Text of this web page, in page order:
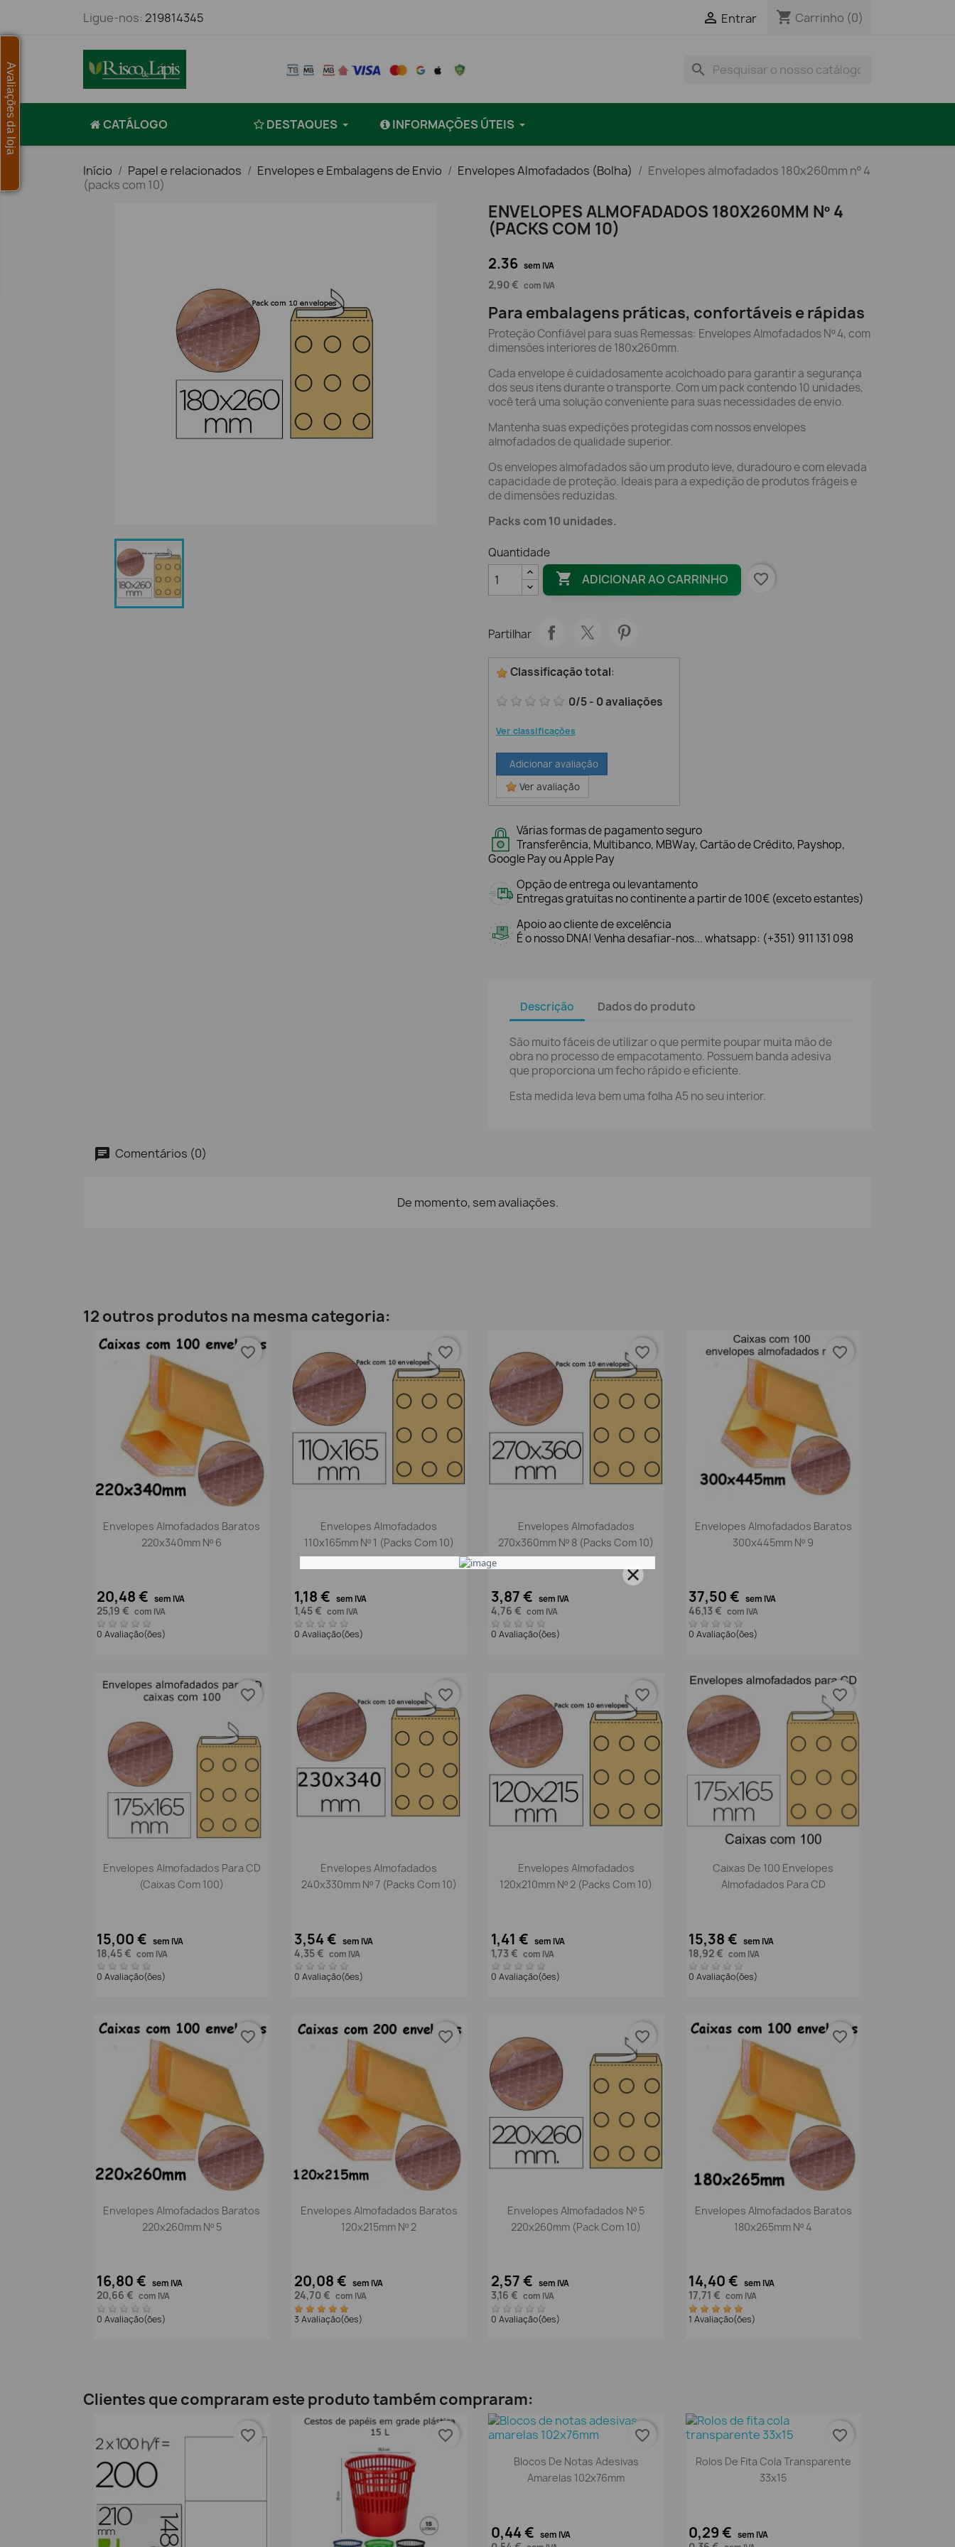
Ligue-nos: 219814345  Entrar shopping_cart Carrinho (0)
search
CATÁLOGO DESTAQUES INFORMAÇÕES ÚTEIS
Início Papel e relacionados Envelopes e Embalagens de Envio Envelopes Almofadados (Bolha)
Envelopes almofadados 180x260mm nº 4
(packs com 10)
ENVELOPES ALMOFADADOS 180X260MM Nº 4
(PACKS COM 10)
2.36 sem IVA
2,90 € com IVA
Para embalagens práticas, confortáveis e rápidas
Proteção Confiável para suas Remessas: Envelopes Almofadados Nº 4, com
dimensões interiores de 180x260mm.
Cada envelope é cuidadosamente acolchoado para garantir a segurança
dos seus itens durante o transporte. Com um pack contendo 10 unidades,
você terá uma solução conveniente para suas necessidades de envio.
Mantenha suas expedições protegidas com nossos envelopes
almofadados de qualidade superior.
Os envelopes almofadados são um produto leve, duradouro e com elevada
capacidade de proteção. Ideais para a expedição de produtos frágeis e
de dimensões reduzidas.
Packs com 10 unidades.
Quantidade
 ADICIONAR AO CARRINHO favorite_border
Partilhar
Classificação total:
0/5- 0avaliações
Ver classificações
Adicionar avaliação
Ver avaliação
Várias formas de pagamento seguro
Transferência, Multibanco, MBWay, Cartão de Crédito, Payshop,
Google Pay ou Apple Pay
Opção de entrega ou levantamento
Entregas gratuitas no continente a partir de 100€ (exceto estantes)
Apoio ao cliente de excelência
É o nosso DNA! Venha desafiar-nos... whatsapp: (+351) 911 131 098
Descrição Dados do produto
São muito fáceis de utilizar o que permite poupar muita mão de
obra no processo de empacotamento. Possuem banda adesiva
que proporciona um fecho rápido e eficiente.
Esta medida leva bem uma folha A5 no seu interior.
Comentários (0)
De momento, sem avaliações.
12 outros produtos na mesma categoria:
Vista rápida
Envelopes Almofadados Baratos
220x340mm Nº 6
20,48 € sem IVA
25,19 € com IVA
0 Avaliação(ões)
favorite_border
Vista rápida
Envelopes Almofadados
110x165mm Nº 1 (packs Com 10)
1,18 € sem IVA
1,45 € com IVA
0 Avaliação(ões)
favorite_border
Vista rápida
Envelopes Almofadados
270x360mm Nº 8 (packs Com 10)
3,87 € sem IVA
4,76 € com IVA
0 Avaliação(ões)
favorite_border
Vista rápida
Envelopes Almofadados Baratos
300x445mm Nº 9
37,50 € sem IVA
46,13 € com IVA
0 Avaliação(ões)
favorite_border
Vista rápida
Envelopes Almofadados Para CD
(caixas Com 100)
15,00 € sem IVA
18,45 € com IVA
0 Avaliação(ões)
favorite_border
Vista rápida
Envelopes Almofadados
240x330mm Nº 7 (packs Com 10)
3,54 € sem IVA
4,35 € com IVA
0 Avaliação(ões)
favorite_border
Vista rápida
Envelopes Almofadados
120x210mm Nº 2 (packs Com 10)
1,41 € sem IVA
1,73 € com IVA
0 Avaliação(ões)
favorite_border
Vista rápida
Caixas De 100 Envelopes
Almofadados Para CD
15,38 € sem IVA
18,92 € com IVA
0 Avaliação(ões)
favorite_border
Vista rápida
Envelopes Almofadados Baratos
220x260mm Nº 5
16,80 € sem IVA
20,66 € com IVA
0 Avaliação(ões)
favorite_border
Vista rápida
Envelopes Almofadados Baratos
120x215mm Nº 2
20,08 € sem IVA
24,70 € com IVA
3 Avaliação(ões)
favorite_border
Vista rápida
Envelopes Almofadados Nº 5
220x260mm (pack Com 10)
2,57 € sem IVA
3,16 € com IVA
0 Avaliação(ões)
favorite_border
Vista rápida
Envelopes Almofadados Baratos
180x265mm Nº 4
14,40 € sem IVA
17,71 € com IVA
1 Avaliação(ões)
favorite_border
Clientes que compraram este produto também compraram:
favorite_border
favorite_border
Vista rápida
Blocos De Notas Adesivas
Amarelas 102x76mm
0,44 € sem IVA
favorite_border
Vista rápida
Rolos De Fita Cola Transparente
33x15
0,29 € sem IVA
favorite_border
Avaliações da loja